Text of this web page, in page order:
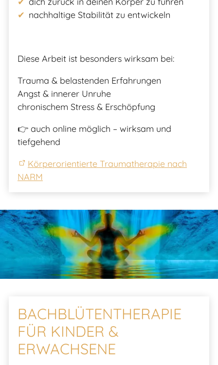
nachhaltige Stabilität zu entwickeln
Diese Arbeit ist besonders wirksam bei:
Trauma & belastenden Erfahrungen
Angst & innerer Unruhe
chronischem Stress & Erschöpfung
👉 auch online möglich – wirksam und
tiefgehend
Körperorientierte Traumatherapie nach
NARM
BACHBLÜTENTHERAPIE
FÜR KINDER &
ERWACHSENE